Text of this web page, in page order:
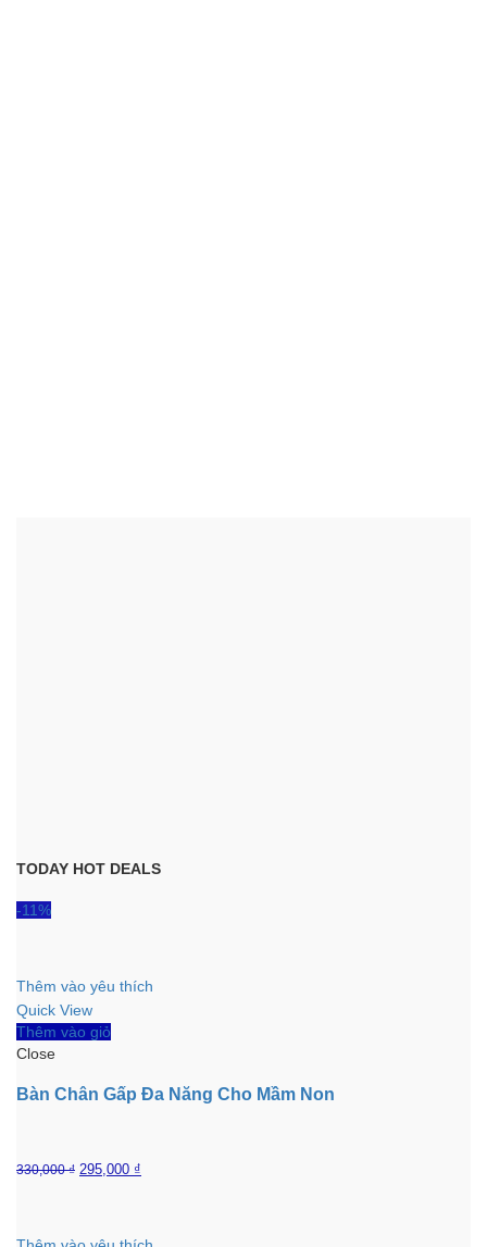
TODAY HOT DEALS
-11%
Thêm vào yêu thích
Quick View
Thêm vào giỏ
Close
Bàn Chân Gấp Đa Năng Cho Mầm Non
330,000₫ 295,000 ₫